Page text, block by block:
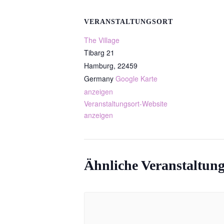
VERANSTALTUNGSORT
The Village
Tibarg 21
Hamburg, 22459
Germany Google Karte
anzeigen
Veranstaltungsort-Website
anzeigen
Ähnliche